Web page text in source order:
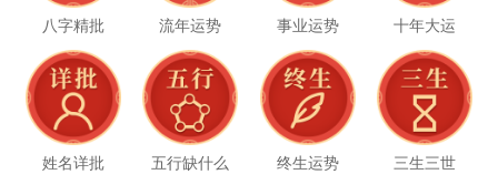
八字精批 流年运势 事业运势 十年大运
姓名详批 五行缺什么 终生运势 三生三世